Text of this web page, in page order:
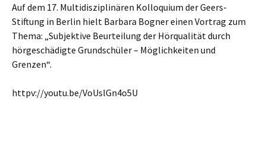
Auf dem 17. Multidisziplinären Kolloquium der Geers-
Stiftung in Berlin hielt Barbara Bogner einen Vortrag zum
Thema: „Subjektive Beurteilung der Hörqualität durch
hörgeschädigte Grundschüler – Möglichkeiten und
Grenzen“.
httpv://youtu.be/VoUslGn4o5U